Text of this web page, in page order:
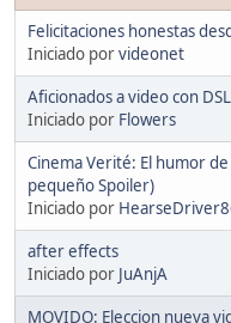
Felicitaciones honestas
Iniciado porvideonet
Aficionados a video con
Iniciado por Flowers
Cinema Verité: El humor
pequeño Spoiler)
Iniciado por
after effects
Iniciado por JuAnjA
MOVIDO: Eleccion nueva